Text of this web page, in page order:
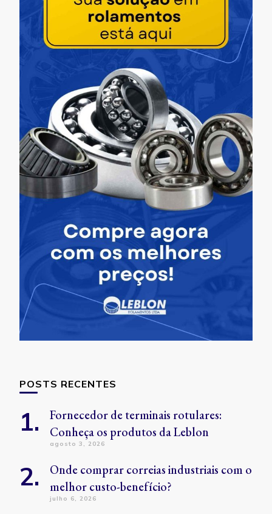
POSTS RECENTES
Fornecedor de terminais rotulares:
Conheça os produtos da Leblon
agosto 3, 2026
Onde comprar correias industriais com o
melhor custo-benefício?
julho 6, 2026